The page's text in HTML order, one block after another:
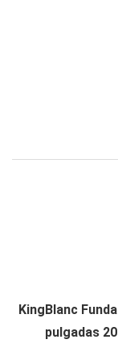
KingBlanc
pulgadas